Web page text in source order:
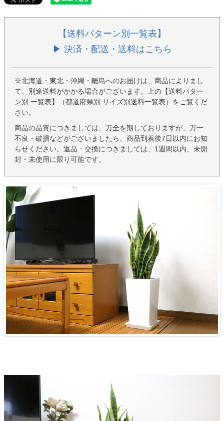
【送料パターン別一覧表】
▶ 決済・配送・送料はこちら
※北海道・東北・沖縄・離島へのお届けは、商品によりまし
て、別途送料がかかる場合がございます。上の【送料パター
ン別 一覧表】（都道府県別 サイズ別送料一覧表）をご覧くだ
さい。
商品の品質につきましては、万全を期しておりますが、万一
不良・破損などがございましたら、商品到着後7日以内にお知
らせください。返品・交換につきましては、1週間以内、未開
封・未使用に限り可能です。